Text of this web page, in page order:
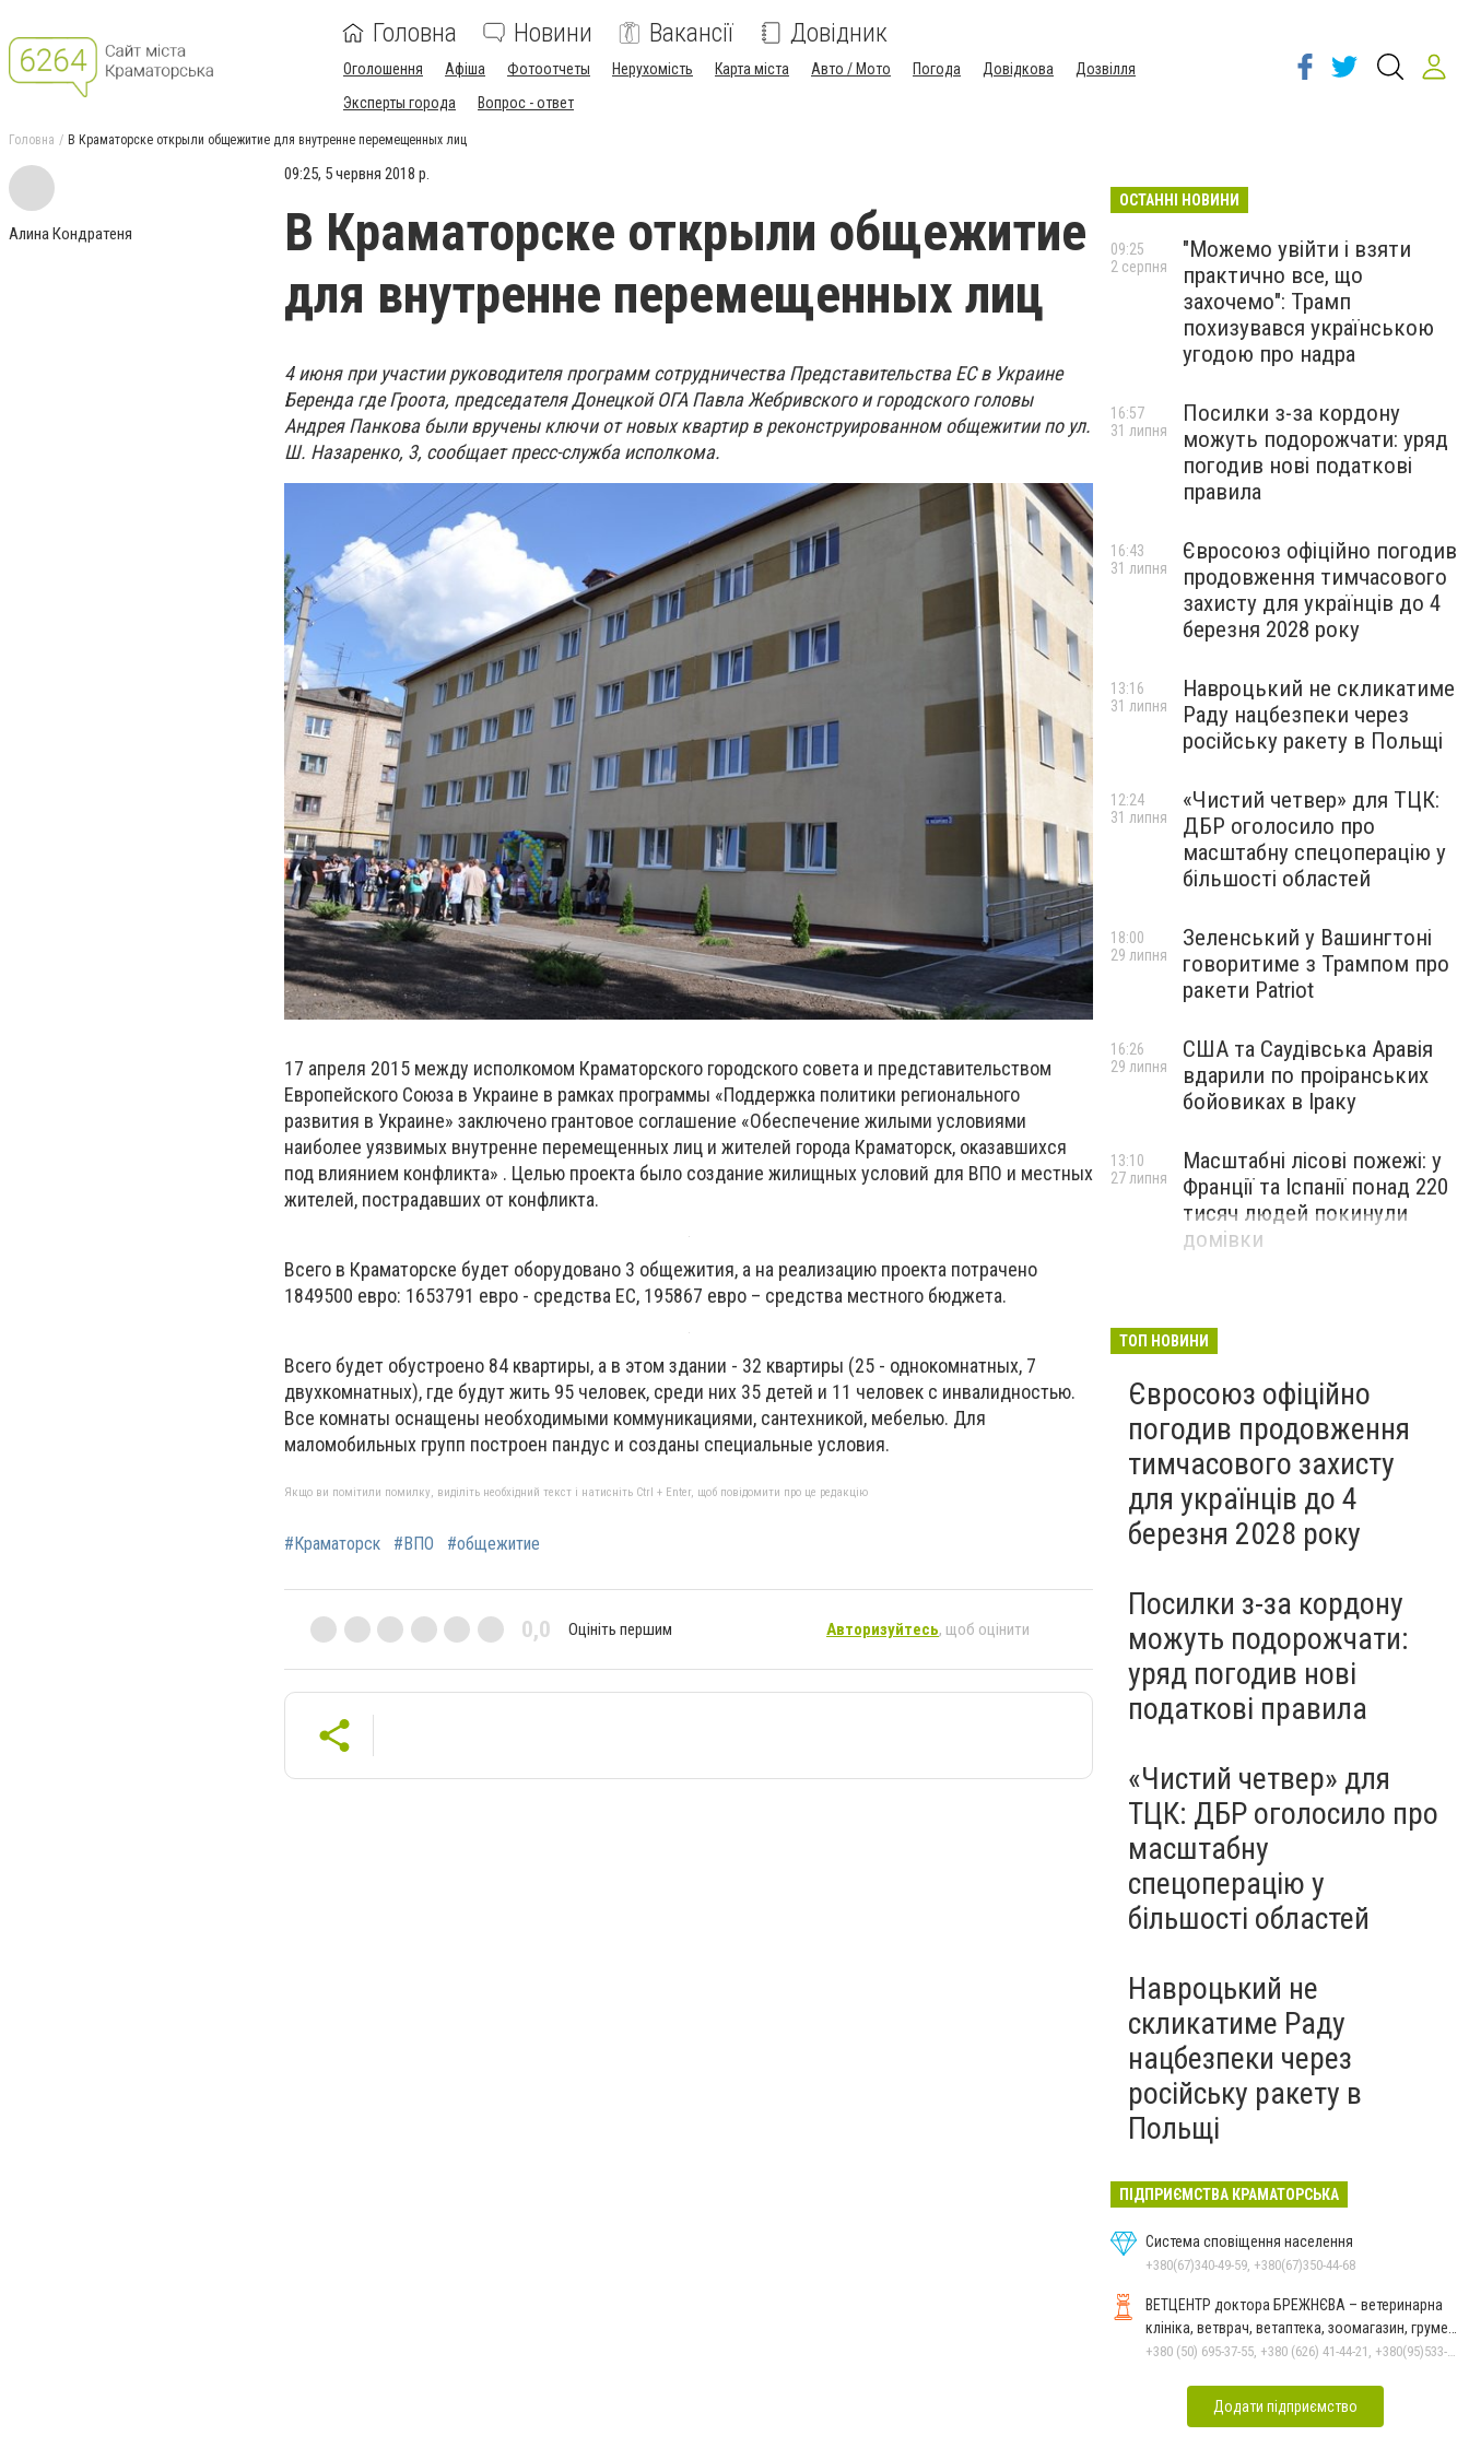
Головна Новини Вакансії Довідник
Оголошення Афіша Фотоотчеты Нерухомість Карта міста Авто / Мото Погода Довідкова
Дозвілля
Эксперты города
Вопрос - ответ
Головна В Краматорске открыли общежитие для внутренне перемещенных лиц
Алина Кондратеня
09:25, 5 червня 2018 р.
В Краматорске открыли общежитие
для внутренне перемещенных лиц
4 июня при участии руководителя программ сотрудничества Представительства ЕС в Украине
Беренда где Гроота, председателя Донецкой ОГА Павла Жебривского и городского головы
Андрея Панкова были вручены ключи от новых квартир в реконструированном общежитии по ул.
Ш. Назаренко, 3, сообщает пресс-служба исполкома.
17 апреля 2015 между исполкомом Краматорского городского совета и представительством
Европейского Союза в Украине в рамках программы «Поддержка политики регионального
развития в Украине» заключено грантовое соглашение «Обеспечение жилыми условиями
наиболее уязвимых внутренне перемещенных лиц и жителей города Краматорск, оказавшихся
под влиянием конфликта» . Целью проекта было создание жилищных условий для ВПО и местных
жителей, пострадавших от конфликта.
Всего в Краматорске будет оборудовано 3 общежития, а на реализацию проекта потрачено
1849500 евро: 1653791 евро - средства ЕС, 195867 евро – средства местного бюджета.
Всего будет обустроено 84 квартиры, а в этом здании - 32 квартиры (25 - однокомнатных, 7
двухкомнатных), где будут жить 95 человек, среди них 35 детей и 11 человек с инвалидностью.
Все комнаты оснащены необходимыми коммуникациями, сантехникой, мебелью. Для
маломобильных групп построен пандус и созданы специальные условия.
Якщо ви помітили помилку, виділіть необхідний текст і натисніть Ctrl + Enter, щоб повідомити про це редакцію
#Краматорск #ВПО #общежитие
0,0 Оцініть першим Авторизуйтесь, щоб оцінити
ОСТАННІ НОВИНИ
"Можемо увійти і взяти
практично все, що
захочемо": Трамп
похизувався українською
угодою про надра
09:25
2 серпня
Посилки з-за кордону
можуть подорожчати: уряд
погодив нові податкові
правила
16:57
31 липня
Євросоюз офіційно погодив
продовження тимчасового
захисту для українців до 4
березня 2028 року
16:43
31 липня
Навроцький не скликатиме
Раду нацбезпеки через
російську ракету в Польщі
13:16
31 липня
«Чистий четвер» для ТЦК:
ДБР оголосило про
масштабну спецоперацію у
більшості областей
12:24
31 липня
Зеленський у Вашингтоні
говоритиме з Трампом про
ракети Patriot
18:00
29 липня
США та Саудівська Аравія
вдарили по проіранських
бойовиках в Іраку
16:26
29 липня
Масштабні лісові пожежі: у
Франції та Іспанії понад 220
тисяч людей покинули
домівки
13:10
27 липня
ТОП НОВИНИ
Євросоюз офіційно
погодив продовження
тимчасового захисту
для українців до 4
березня 2028 року
Посилки з-за кордону
можуть подорожчати:
уряд погодив нові
податкові правила
«Чистий четвер» для
ТЦК: ДБР оголосило про
масштабну
спецоперацію у
більшості областей
Навроцький не
скликатиме Раду
нацбезпеки через
російську ракету в
Польщі
ПІДПРИЄМСТВА КРАМАТОРСЬКА
Система сповіщення населення
+380(67)340-49-59, +380(67)350-44-68
ВЕТЦЕНТР доктора БРЕЖНЄВА – ветеринарна
клініка, ветврач, ветаптека, зоомагазин, грумер,
стрижки.
+380 (50) 695-37-55, +380 (626) 41-44-21, +380(95)533-90-03
Додати підприємство